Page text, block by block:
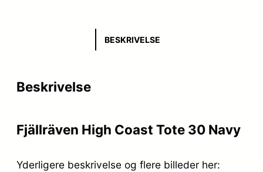
BESKRIVELSE
Beskrivelse
Fjällräven High Coast Tote 30 Navy
Yderligere beskrivelse og flere billeder her: